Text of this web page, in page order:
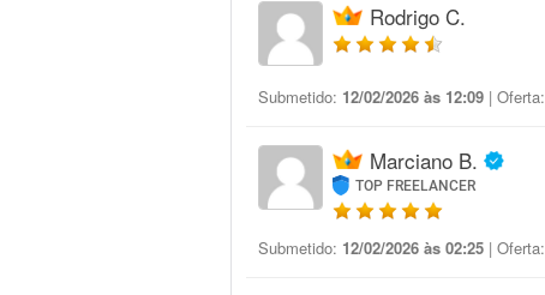
Rodrigo C.
Submetido: 12/02/2026 às 12:09 | Oferta:
Marciano B.
TOP FREELANCER
Submetido: 12/02/2026 às 02:25 | Oferta: